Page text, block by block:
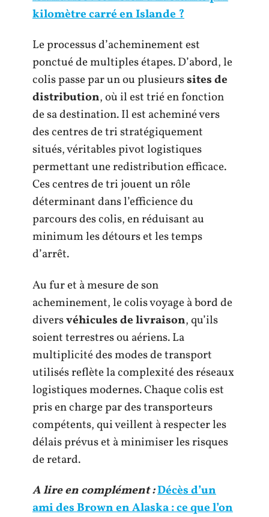
kilomètre carré en Islande ?
Le processus d’acheminement est
ponctué de multiples étapes. D’abord, le
colis passe par un ou plusieurssites de
distribution, où il est trié en fonction
de sa destination. Il est acheminé vers
des centres de tri stratégiquement
situés, véritables pivot logistiques
permettant une redistribution efficace.
Ces centres de tri jouent un rôle
déterminant dans l’efficience du
parcours des colis, en réduisant au
minimum les détours et les temps
d’arrêt.
Au fur et à mesure de son
acheminement, le colis voyage à bord de
diversvéhicules de livraison, qu’ils
soient terrestres ou aériens. La
multiplicité des modes de transport
utilisés reflète la complexité des réseaux
logistiques modernes. Chaque colis est
pris en charge par des transporteurs
compétents, qui veillent à respecter les
délais prévus et à minimiser les risques
de retard.
A lire en complément :Décès d’un
ami des Brown en Alaska : ce que l’on